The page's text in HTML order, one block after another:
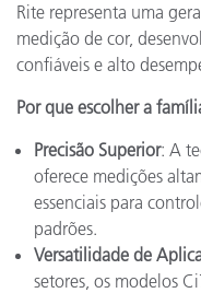
Rite representa uma
medição de cor,
confiáveis e alto
Por que escolher a
Precisão Superior: A
oferece medições
essenciais para
padrões.
Versatilidade de
setores, os modelos